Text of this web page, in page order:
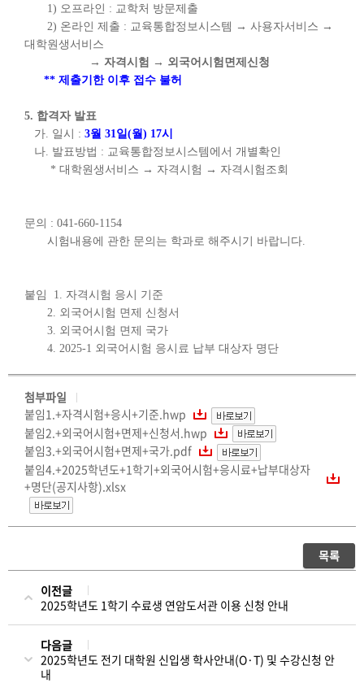
1) 오프라인 : 교학처 방문제출
2) 온라인 제출 : 교육통합정보시스템 → 사용자서비스 →
대학원생서비스
→ 자격시험
→ 외국어시험면제신청
** 제출기한 이후 접수 불허
5. 합격자 발표
가. 일시 : 3월 31일(월) 17시
나. 발표방법 : 교육통합정보시스템에서 개별확인
* 대학원생서비스 → 자격시험 → 자격시험조회
문의 : 041-660-1154
시험내용에 관한 문의는 학과로 해주시기 바랍니다.
붙임 1. 자격시험 응시 기준
2. 외국어시험 면제 신청서
3. 외국어시험 면제 국가
4. 2025-1 외국어시험 응시료 납부 대상자 명단
첨부파일
붙임1.+자격시험+응시+기준.hwp
붙임2.+외국어시험+면제+신청서.hwp
붙임3.+외국어시험+면제+국가.pdf
붙임4.+2025학년도+1학기+외국어시험+응시료+납부대상자
+명단(공지사항).xlsx
목록
이전글
2025학년도 1학기 수료생 연암도서관 이용 신청 안내
다음글
2025학년도 전기 대학원 신입생 학사안내(O·T) 및 수강신청 안
내